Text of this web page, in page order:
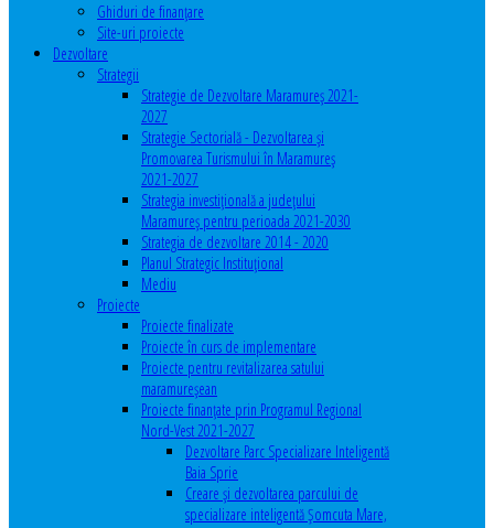
Ghiduri de finanţare
Site-uri proiecte
Dezvoltare
Strategii
Strategie de Dezvoltare Maramureș 2021-
2027
Strategie Sectorială - Dezvoltarea și
Promovarea Turismului în Maramureș
2021-2027
Strategia investiţională a județului
Maramureș pentru perioada 2021-2030
Strategia de dezvoltare 2014 - 2020
Planul Strategic Instituţional
Mediu
Proiecte
Proiecte finalizate
Proiecte în curs de implementare
Proiecte pentru revitalizarea satului
maramureşean
Proiecte finanțate prin Programul Regional
Nord-Vest 2021-2027
Dezvoltare Parc Specializare Inteligentă
Baia Sprie
Creare și dezvoltarea parcului de
specializare inteligentă Șomcuta Mare,